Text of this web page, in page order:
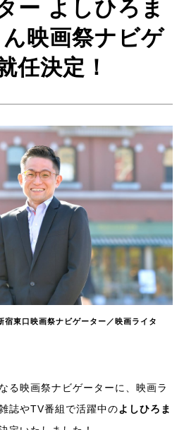
ー よしひろま
映画祭ナビゲ
任決定！
宿東口映画祭ナビゲーター／映画ライタ
る映画祭ナビゲーターに、映画ラ
誌やTV番組で活躍中のよしひろま